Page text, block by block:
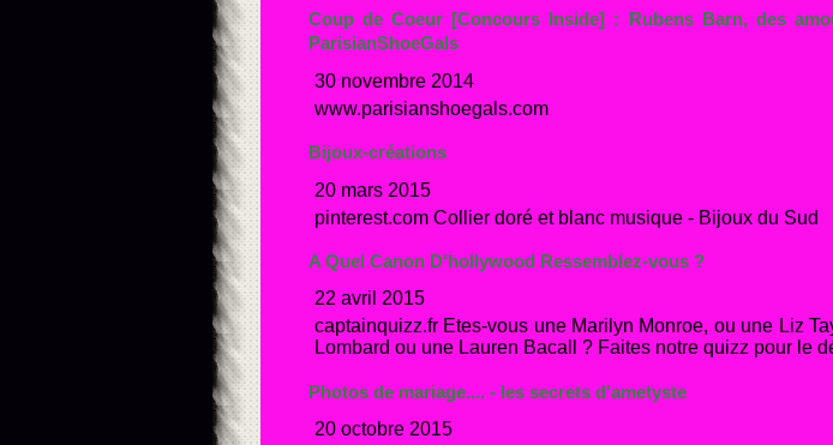
Coup de Coeur [Concours Inside] : Rubens Barn, des
ParisianShoeGals
30 novembre 2014
www.parisianshoegals.com
Bijoux-créations
20 mars 2015
pinterest.com Collier doré et blanc musique - Bijoux du Sud
A Quel Canon D'hollywood Ressemblez-vous ?
22 avril 2015
captainquizz.fr Etes-vous une Marilyn Monroe, ou une Liz
Lombard ou une Lauren Bacall ? Faites notre quizz pour le
Photos de mariage.... - les secrets d'ametyste
20 octobre 2015